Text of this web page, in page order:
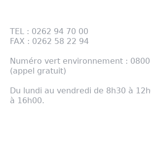
TEL : 0262 94 70 00
FAX : 0262 58 22 94
Numéro vert environnement :
(appel gratuit)
Du lundi au vendredi de 8h30 à
à 16h00.